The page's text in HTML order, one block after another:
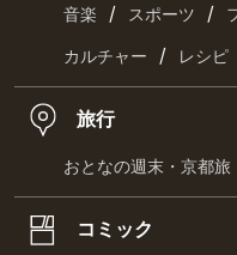
音楽 / スポーツ /
カルチャー / レシピ
旅行
おとなの週末・京都旅
コミック